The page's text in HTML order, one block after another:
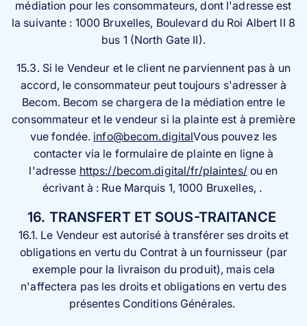
médiation pour les consommateurs, dont l'adresse est
la suivante : 1000 Bruxelles, Boulevard du Roi Albert II 8
bus 1 (North Gate II).
15.3. Si le Vendeur et le client ne parviennent pas à un
accord, le consommateur peut toujours s'adresser à
Becom. Becom se chargera de la médiation entre le
consommateur et le vendeur si la plainte est à première
vue fondée. info@becom.digitalVous pouvez les
contacter via le formulaire de plainte en ligne à
l'adresse https://becom.digital/fr/plaintes/ou en
écrivant à : Rue Marquis 1, 1000 Bruxelles, .
16. TRANSFERT ET SOUS-TRAITANCE
16.1. Le Vendeur est autorisé à transférer ses droits et
obligations en vertu du Contrat à un fournisseur (par
exemple pour la livraison du produit), mais cela
n'affectera pas les droits et obligations en vertu des
présentes Conditions Générales.